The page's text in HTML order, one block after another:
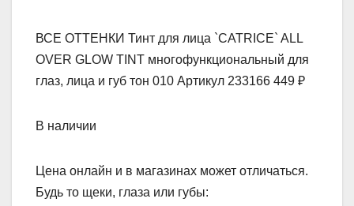
ВСЕ ОТТЕНКИ Тинт для лица `CATRICE` ALL
OVER GLOW TINT многофункциональный для
глаз, лица и губ тон 010 Артикул 233166 449 ₽
В наличии
Цена онлайн и в магазинах может отличаться.
Будь то щеки, глаза или губы: